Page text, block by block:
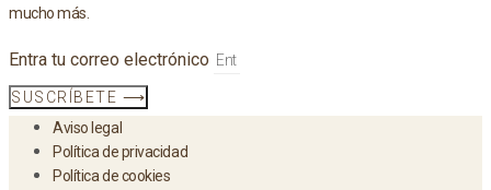
mucho más.
Entra tu correo electrónico
SUSCRÍBETE ⟶
Aviso legal
Política de privacidad
Política de cookies